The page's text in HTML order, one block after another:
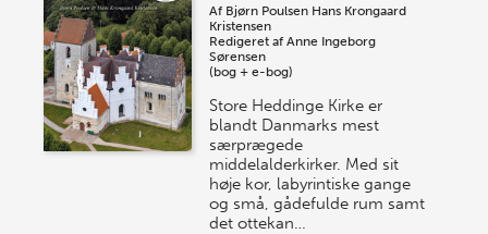
Af Bjørn Poulsen Hans Krongaard
Kristensen
Redigeret afAnne Ingeborg
Sørensen
(bog + e-bog)
Store Heddinge Kirke er
blandt Danmarks mest
særprægede
middelalderkirker. Med sit
høje kor, labyrintiske gange
og små, gådefulde rum samt
det ottekan…